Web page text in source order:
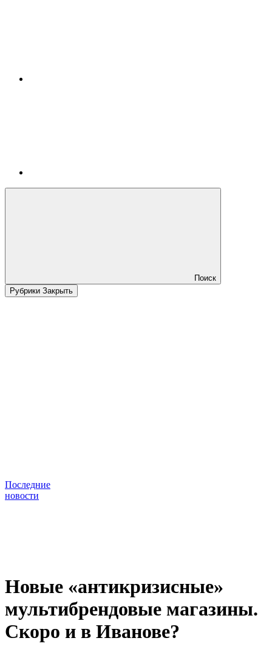
Поиск
Рубрики Закрыть
Последние
новости
Новые «антикризисные»
мультибрендовые магазины.
Скоро и в Иванове?